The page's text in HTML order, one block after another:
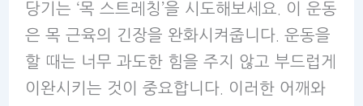
당기는 ‘목 스트레칭’을 시도해보세요. 이 운동
은 목 근육의 긴장을 완화시켜줍니다. 운동을
할 때는 너무 과도한 힘을 주지 않고 부드럽게
이완시키는 것이 중요합니다. 이러한 어깨와